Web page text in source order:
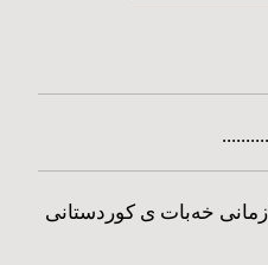
خه‌بات ی کوردستانی